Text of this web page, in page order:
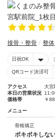
接骨・整骨 整体
日祝OK
QRコード決済可
アクセス
大宮
本日の営業状況
価格帯
￥
メニュー
骨格矯正
ボキボキしな